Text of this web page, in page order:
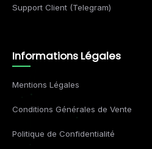
Support Client (Telegram)
Informations Légales
Mentions Légales
Conditions Générales de Vente
Politique de Confidentialité